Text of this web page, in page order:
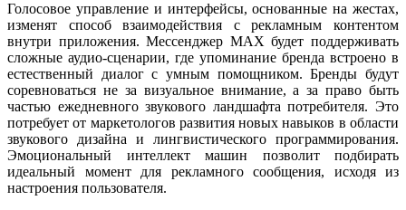
Голосовое управление и интерфейсы, основанные на жестах,
изменят способ взаимодействия с рекламным контентом
внутри приложения. Мессенджер MAX будет поддерживать
сложные аудио-сценарии, где упоминание бренда встроено в
естественный диалог с умным помощником. Бренды будут
соревноваться не за визуальное внимание, а за право быть
частью ежедневного звукового ландшафта потребителя. Это
потребует от маркетологов развития новых навыков в области
звукового дизайна и лингвистического программирования.
Эмоциональный интеллект машин позволит подбирать
идеальный момент для рекламного сообщения, исходя из
настроения пользователя.